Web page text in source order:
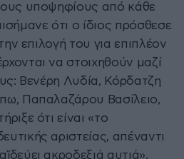
υποψηφίους από κάθε
ότι ο ίδιος πρόσθεσε
επιλογή του για επιπλέον
να στοιχηθούν μαζί
Βενέρη Λυδία, Κόρδατζη
Παπαλαζάρου Βασίλειο,
ότι είναι «το
αριστείας, απέναντι
ακροδεξιά αυτιά».